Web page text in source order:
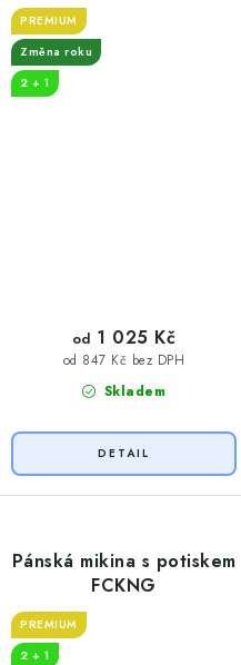
PREMIUM
Změna roku
2 + 1
Skladem
od 847 Kč bez DPH
od 1 025 Kč
Pánská mikina s potiskem
FCKNG
PREMIUM
2 + 1